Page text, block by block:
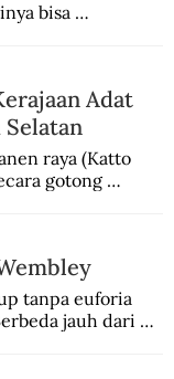
bisa
Adat
raya (Katto
gotong
tanpa euforia
jauh dari